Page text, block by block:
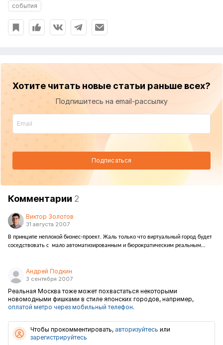
события
Хотите читать новые статьи раньше всех?
Подпишитесь на email-рассылку
Подписаться
Комментарии 2
Виктор Золотов
31 августа 2007
В принципе неплохой бизнес-проект. Жаль только что виртуальный город будет
соседствовать с мало автоматизированным и бюрократическим реальным…
Андрей Подкин
3 сентября 2007
Реальная Москва тоже может похвастаться некоторыми
новомодными фишками в стиле японских городов, например,
оплатой метро через мобильный телефон.
Чтобы прокомментировать, авторизуйтесь или
зарегистрируйтесь